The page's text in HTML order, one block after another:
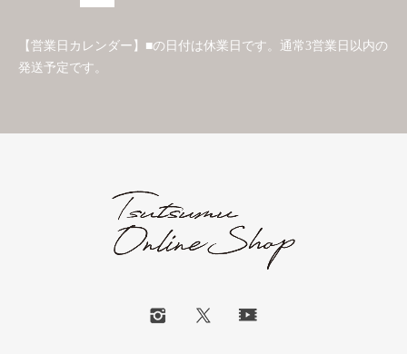
【営業日カレンダー】■の日付は休業日です。通常3営業日以内の
発送予定です。